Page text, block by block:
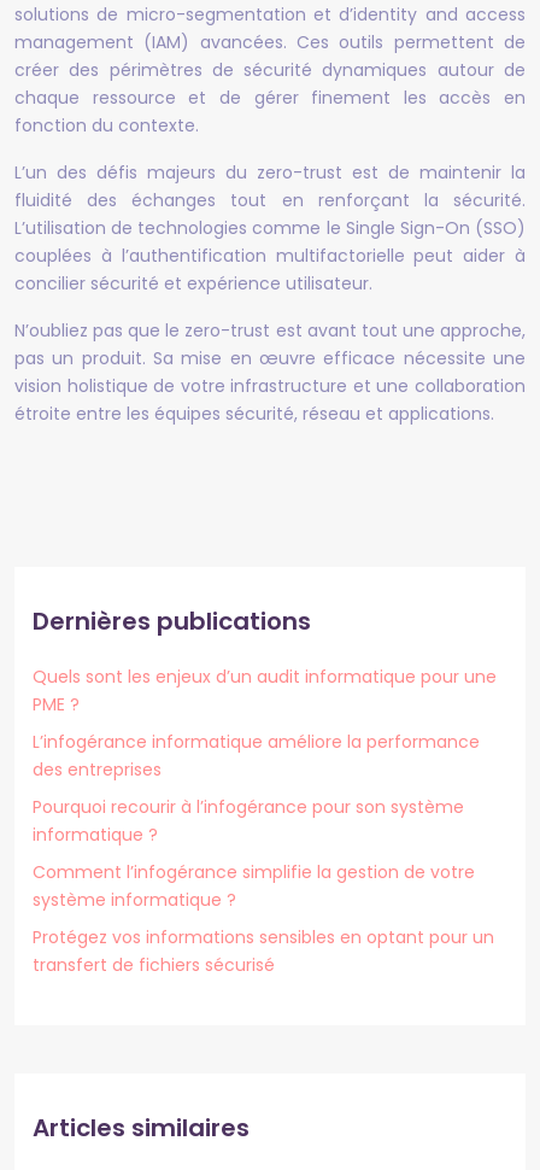
solutions de micro-segmentation et d’identity and access
management (IAM) avancées. Ces outils permettent de
créer des périmètres de sécurité dynamiques autour de
chaque ressource et de gérer finement les accès en
fonction du contexte.
L’un des défis majeurs du zero-trust est de maintenir la
fluidité des échanges tout en renforçant la sécurité.
L’utilisation de technologies comme le Single Sign-On (SSO)
couplées à l’authentification multifactorielle peut aider à
concilier sécurité et expérience utilisateur.
N’oubliez pas que le zero-trust est avant tout une approche,
pas un produit. Sa mise en œuvre efficace nécessite une
vision holistique de votre infrastructure et une collaboration
étroite entre les équipes sécurité, réseau et applications.
Dernières publications
Quels sont les enjeux d’un audit informatique pour une
PME ?
L’infogérance informatique améliore la performance
des entreprises
Pourquoi recourir à l’infogérance pour son système
informatique ?
Comment l’infogérance simplifie la gestion de votre
système informatique ?
Protégez vos informations sensibles en optant pour un
transfert de fichiers sécurisé
Articles similaires